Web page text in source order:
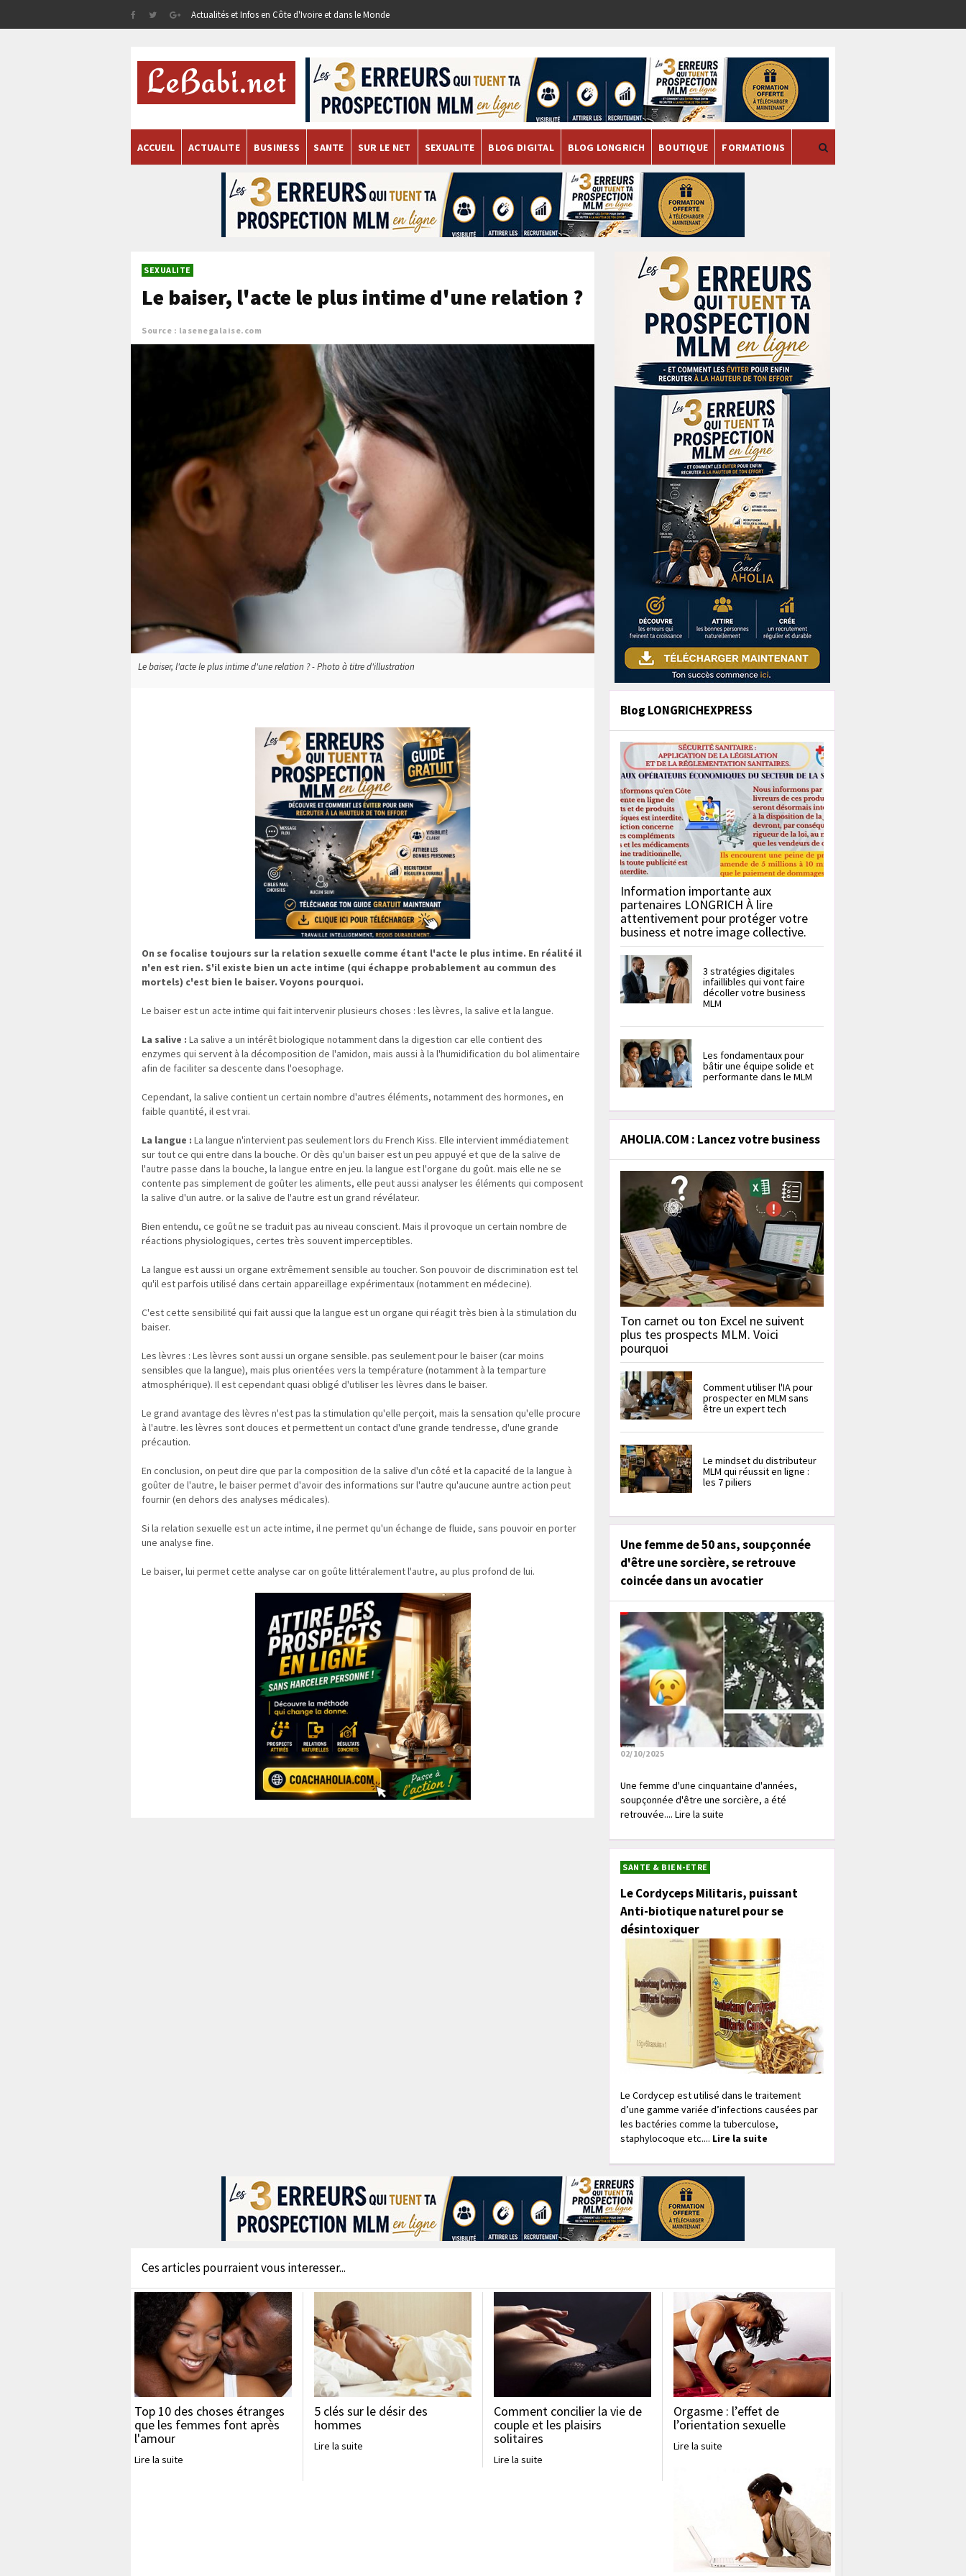
Actualités et Infos en Côte d'Ivoire et dans le Monde
ACCUEIL ACTUALITE BUSINESS SANTE SUR LE NET SEXUALITE BLOG DIGITAL BLOG LONGRICH BOUTIQUE FORMATIONS
SEXUALITE
Le baiser, l'acte le plus intime d'une relation ?
Source : lasenegalaise.com
Le baiser, l'acte le plus intime d'une relation ? - Photo à titre d'illustration
On se focalise toujours sur la relation sexuelle comme étant l'acte le plus intime. En réalité il
n'en est rien. S'il existe bien un acte intime (qui échappe probablement au commun des
mortels) c'est bien le baiser. Voyons pourquoi.
Le baiser est un acte intime qui fait intervenir plusieurs choses : les lèvres, la salive et la langue.
La salive : La salive a un intérêt biologique notamment dans la digestion car elle contient des
enzymes qui servent à la décomposition de l'amidon, mais aussi à la l'humidification du bol alimentaire
afin de faciliter sa descente dans l'oesophage.
Cependant, la salive contient un certain nombre d'autres éléments, notamment des hormones, en
faible quantité, il est vrai.
La langue : La langue n'intervient pas seulement lors du French Kiss. Elle intervient immédiatement
sur tout ce qui entre dans la bouche. Or dès qu'un baiser est un peu appuyé et que de la salive de
l'autre passe dans la bouche, la langue entre en jeu. la langue est l'organe du goût. mais elle ne se
contente pas simplement de goûter les aliments, elle peut aussi analyser les éléments qui composent
la salive d'un autre. or la salive de l'autre est un grand révélateur.
Bien entendu, ce goût ne se traduit pas au niveau conscient. Mais il provoque un certain nombre de
réactions physiologiques, certes très souvent imperceptibles.
La langue est aussi un organe extrêmement sensible au toucher. Son pouvoir de discrimination est tel
qu'il est parfois utilisé dans certain appareillage expérimentaux (notamment en médecine).
C'est cette sensibilité qui fait aussi que la langue est un organe qui réagit très bien à la stimulation du
baiser.
Les lèvres : Les lèvres sont aussi un organe sensible. pas seulement pour le baiser (car moins
sensibles que la langue), mais plus orientées vers la température (notamment à la temparture
atmosphérique). Il est cependant quasi obligé d'utiliser les lèvres dans le baiser.
Le grand avantage des lèvres n'est pas la stimulation qu'elle perçoit, mais la sensation qu'elle procure
à l'autre. les lèvres sont douces et permettent un contact d'une grande tendresse, d'une grande
précaution.
En conclusion, on peut dire que par la composition de la salive d'un côté et la capacité de la langue à
goûter de l'autre, le baiser permet d'avoir des informations sur l'autre qu'aucune auntre action peut
fournir (en dehors des analyses médicales).
Si la relation sexuelle est un acte intime, il ne permet qu'un échange de fluide, sans pouvoir en porter
une analyse fine.
Le baiser, lui permet cette analyse car on goûte littéralement l'autre, au plus profond de lui.
Blog LONGRICHEXPRESS
Information importante aux
partenaires LONGRICH À lire
attentivement pour protéger votre
business et notre image collective.
3 stratégies digitales
infaillibles qui vont faire
décoller votre business
MLM
Les fondamentaux pour
bâtir une équipe solide et
performante dans le MLM
AHOLIA.COM : Lancez votre business
Ton carnet ou ton Excel ne suivent
plus tes prospects MLM. Voici
pourquoi
Comment utiliser l'IA pour
prospecter en MLM sans
être un expert tech
Le mindset du distributeur
MLM qui réussit en ligne :
les 7 piliers
Une femme de 50 ans, soupçonnée
d'être une sorcière, se retrouve
coincée dans un avocatier
02/10/2025
Une femme d'une cinquantaine d'années,
soupçonnée d'être une sorcière, a été
retrouvée.... Lire la suite
SANTE & BIEN-ETRE
Le Cordyceps Militaris, puissant
Anti-biotique naturel pour se
désintoxiquer
Le Cordycep est utilisé dans le traitement
d’une gamme variée d’infections causées par
les bactéries comme la tuberculose,
staphylocoque etc.... Lire la suite
Ces articles pourraient vous interesser...
Top 10 des choses étranges
que les femmes font après
l'amour
Lire la suite
5 clés sur le désir des
hommes
Lire la suite
Comment concilier la vie de
couple et les plaisirs
solitaires
Lire la suite
Orgasme : l’effet de
l’orientation sexuelle
Lire la suite